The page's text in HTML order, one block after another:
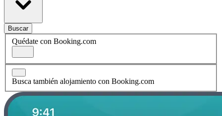
Buscar
Quédate con Booking.com
Busca también alojamiento con Booking.com